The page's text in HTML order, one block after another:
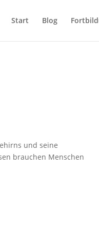
Start Blog
und seine
brauchen Menschen